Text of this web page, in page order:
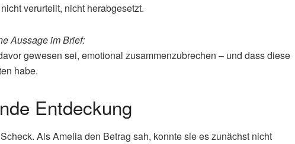
verurteilt, nicht herabgesetzt.
Aussage im Brief:
gewesen sei, emotional zusammenzubrechen – und dass diese
habe.
Entdeckung
Als Amelia den Betrag sah, konnte sie es zunächst nicht